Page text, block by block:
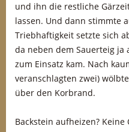
und ihn die restliche
lassen. Und dann stimmte
Triebhaftigkeit setzte sich
da neben dem Sauerteig ja
zum Einsatz kam. Nach
veranschlagten zwei)
über den Korbrand.
Backstein aufheizen?